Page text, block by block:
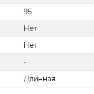
95
Нет
Нет
-
Длинная